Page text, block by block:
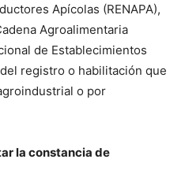
Apícolas (RENAPA),
Agroalimentaria
de Establecimientos
registro o habilitación que
o por
la constancia de